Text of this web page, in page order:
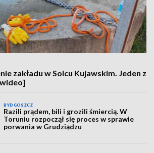
zakładu w Solcu Kujawskim. Jeden z
BYDGOSZCZ
Razili prądem, bili i grozili śmiercią. W
Toruniu rozpoczął się proces w sprawie
porwania w Grudziądzu